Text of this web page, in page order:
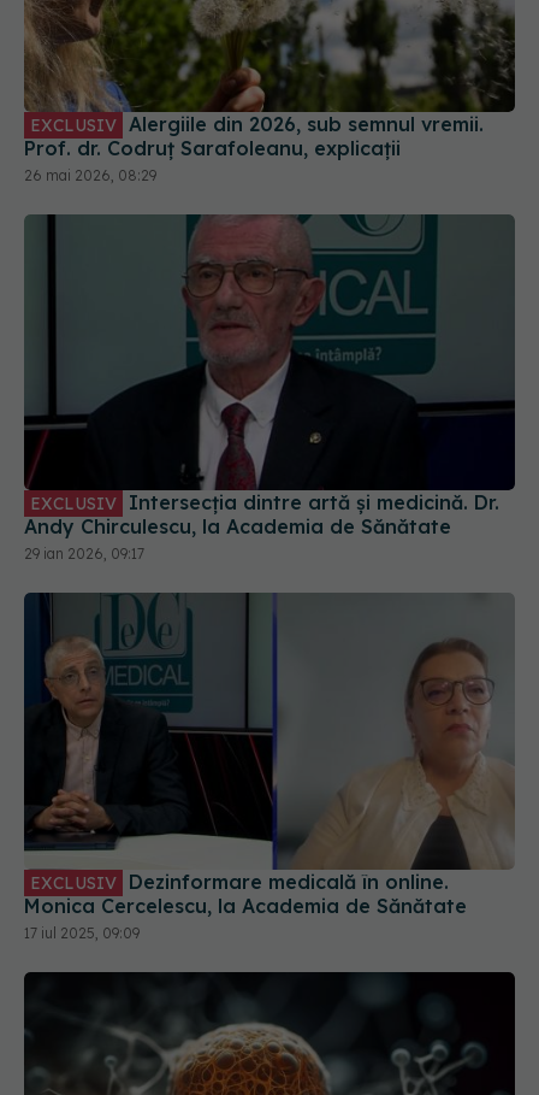
EXCLUSIV
Prof. dr. Codruț Sarafoleanu, explicații
26 mai 2026, 08:29
EXCLUSIV
Andy Chirculescu, la Academia de Sănătate
29 ian 2026, 09:17
EXCLUSIV
Monica Cercelescu, la Academia de Sănătate
17 iul 2025, 09:09